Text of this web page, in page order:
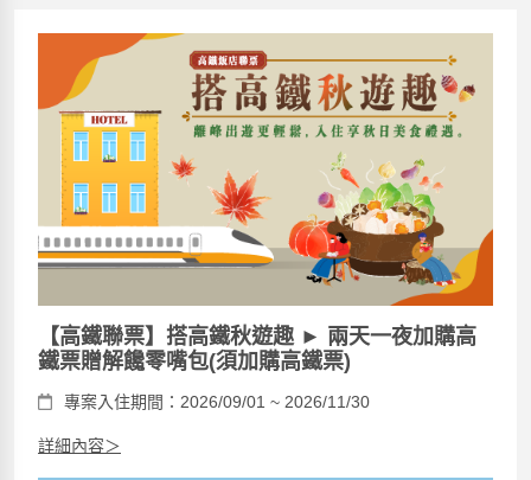
【高鐵聯票】搭高鐵秋遊趣 ► 兩天一夜加購高
鐵票贈解饞零嘴包(須加購高鐵票)
專案入住期間：2026/09/01 ~ 2026/11/30
詳細內容＞